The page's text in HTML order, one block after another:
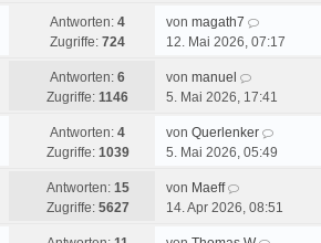
Antworten: 4
Zugriffe: 724
von magath7
12. Mai 2026, 07:17
Antworten: 6
Zugriffe: 1146
von manuel
5. Mai 2026, 17:41
Antworten: 4
Zugriffe: 1039
von Querlenker
5. Mai 2026, 05:49
Antworten: 15
Zugriffe: 5627
von Maeff
14. Apr 2026, 08:51